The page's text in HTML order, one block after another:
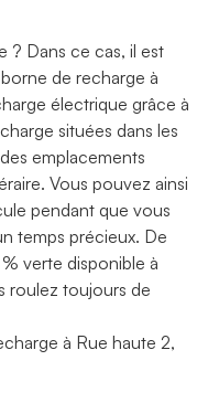
? Dans ce cas, il est
de recharge à
électrique grâce à
situées dans les
emplacements
Vous pouvez ainsi
pendant que vous
temps précieux. De
verte disponible à
roulez toujours de
à Rue haute 2,